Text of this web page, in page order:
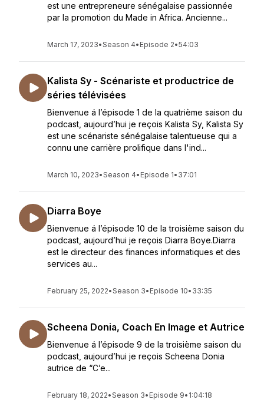
est une entrepreneure sénégalaise passionnée
par la promotion du Made in Africa. Ancienne...
March 17, 2023•Season 4• Episode 2•54:03
Kalista Sy - Scénariste et productrice de
séries télévisées
Bienvenue á l’épisode 1 de la quatrième saison du
podcast, aujourd’hui je reçois Kalista Sy, Kalista Sy
est une scénariste sénégalaise talentueuse qui a
connu une carrière prolifique dans l'ind...
March 10, 2023•Season 4• Episode 1• 37:01
Diarra Boye
Bienvenue á l’épisode 10 de la troisième saison du
podcast, aujourd’hui je reçois Diarra Boye.Diarra
est le directeur des finances informatiques et des
services au...
February 25, 2022•Season 3• Episode 10• 33:35
Scheena Donia, Coach En Image et Autrice
Bienvenue á l’épisode 9 de la troisième saison du
podcast, aujourd’hui je reçois Scheena Donia
autrice de “C’e...
February 18, 2022•Season 3• Episode 9• 1:04:18